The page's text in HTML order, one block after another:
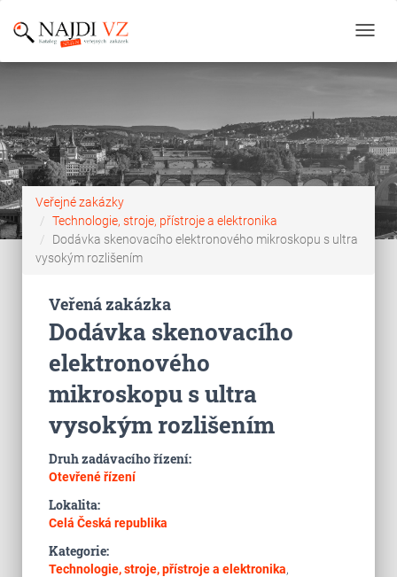
Veřejné zakázky
Technologie, stroje, přístroje a elektronika
Dodávka skenovacího elektronového mikroskopu s ultra
vysokým rozlišením
Veřená zakázka
Dodávka skenovacího
elektronového
mikroskopu s ultra
vysokým rozlišením
Druh zadávacího řízení:
Otevřené řízení
Lokalita:
Celá Česká republika
Kategorie:
Technologie, stroje, přístroje a elektronika,